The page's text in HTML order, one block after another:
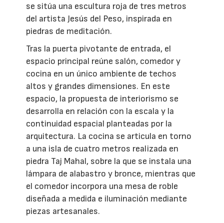
se sitúa una escultura roja de tres metros
del artista Jesús del Peso, inspirada en
piedras de meditación.
Tras la puerta pivotante de entrada, el
espacio principal reúne salón, comedor y
cocina en un único ambiente de techos
altos y grandes dimensiones. En este
espacio, la propuesta de interiorismo se
desarrolla en relación con la escala y la
continuidad espacial planteadas por la
arquitectura. La cocina se articula en torno
a una isla de cuatro metros realizada en
piedra Taj Mahal, sobre la que se instala una
lámpara de alabastro y bronce, mientras que
el comedor incorpora una mesa de roble
diseñada a medida e iluminación mediante
piezas artesanales.